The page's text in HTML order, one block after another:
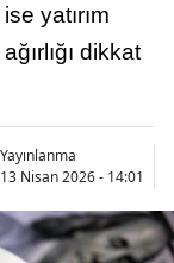
yatırım
dikkat
Yayınlanma
13 Nisan 2026 - 14:01